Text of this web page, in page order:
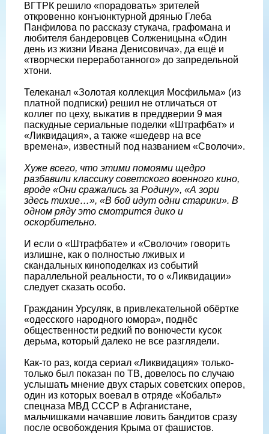
ВГТРК решило «порадовать» зрителей
откровенно конъюнктурной дрянью Глеба
Панфилова по рассказу стукача, графомана и
любителя бандеровцев Солженицына «Один
день из жизни Ивана Денисовича», да ещё и
«творчески переработанного» до запредельной
хтони.
Телеканал «Золотая коллекция Мосфильма» (из
платной подписки) решил не отличаться от
коллег по цеху, выкатив в преддверии 9 мая
паскудные сериальные поделки «Штрафбат» и
«Ликвидация», а также «шедевр на все
времена», известный под названием «Сволочи».
Хуже всего, что этими помоями щедро
разбавили классику советского военного кино,
вроде «Они сражались за Родину», «А зори
здесь тихие…», «В бой идут одни старики». В
одном ряду это смотрится дико и
оскорбительно.
И если о «Штрафбате» и «Сволочи» говорить
излишне, как о полностью лживых и
скандальных киноподелках из событий
параллельной реальности, то о «Ликвидации»
следует сказать особо.
Гражданин Урсуляк, в привлекательной обёртке
«одесского народного юмора», поднёс
общественности редкий по вонючести кусок
дерьма, который далеко не все разглядели.
Как-то раз, когда сериал «Ликвидация» только-
только был показан по ТВ, довелось по случаю
услышать мнение двух старых советских оперов,
один из которых воевал в отряде «Кобальт»
спецназа МВД СССР в Афганистане,
мальчишками начавшие ловить бандитов сразу
после освобождения Крыма от фашистов.